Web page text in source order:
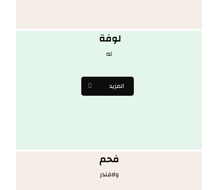
لوفة
له
المزيد
فحم
ولافندر